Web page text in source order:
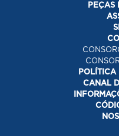
PEÇAS
POLÍTICA
CANAL